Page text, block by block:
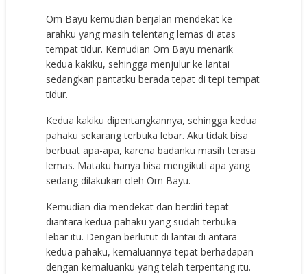
Om Bayu kemudian berjalan mendekat ke
arahku yang masih telentang lemas di atas
tempat tidur. Kemudian Om Bayu menarik
kedua kakiku, sehingga menjulur ke lantai
sedangkan pantatku berada tepat di tepi tempat
tidur.
Kedua kakiku dipentangkannya, sehingga kedua
pahaku sekarang terbuka lebar. Aku tidak bisa
berbuat apa-apa, karena badanku masih terasa
lemas. Mataku hanya bisa mengikuti apa yang
sedang dilakukan oleh Om Bayu.
Kemudian dia mendekat dan berdiri tepat
diantara kedua pahaku yang sudah terbuka
lebar itu. Dengan berlutut di lantai di antara
kedua pahaku, kemaluannya tepat berhadapan
dengan kemaluanku yang telah terpentang itu.